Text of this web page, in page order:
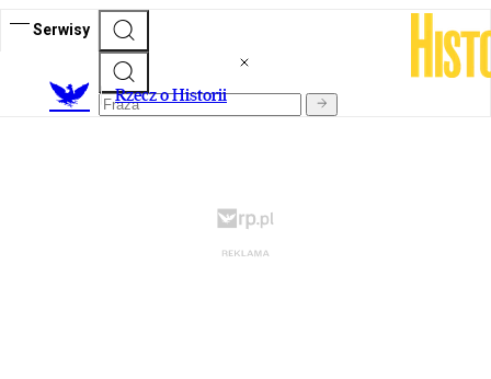
Serwisy
Rzecz o Historii